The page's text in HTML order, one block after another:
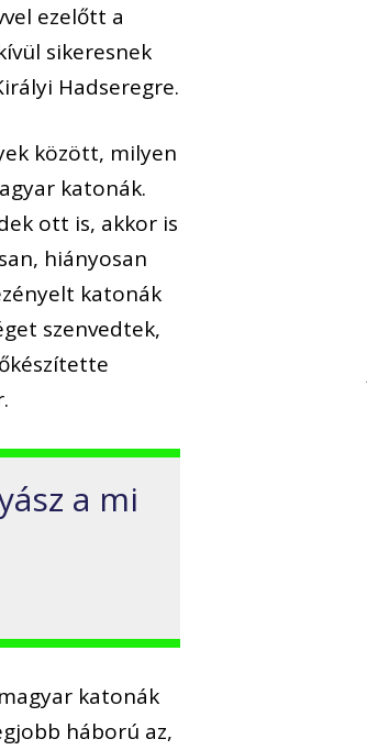
ezelőtt a
sikeresnek
Hadseregre.
között, milyen
katonák.
ott is, akkor is
hiányosan
katonák
szenvedtek,
a mi
katonák
háború az,